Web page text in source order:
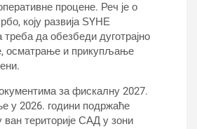
процене. Реч је о
коју развија ЅYНЕ
треба да обезбеди дуготрајно
осматрање и прикупљање
за фискалну 2027.
у 2026. години подржаће
ван територије САД у зони